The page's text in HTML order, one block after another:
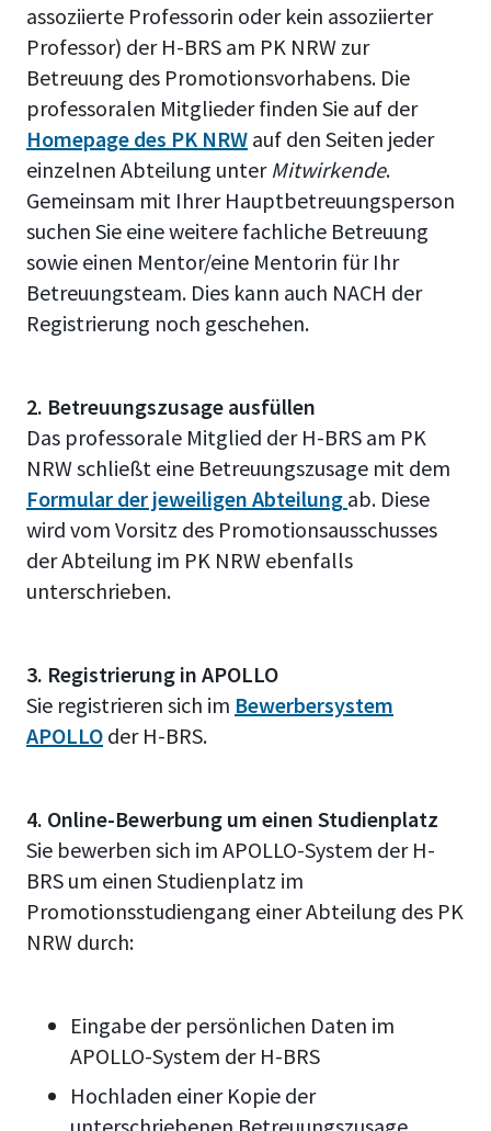
assoziierte Professorin oder kein assoziierter
Professor) der H-BRS am PK NRW zur
Betreuung des Promotionsvorhabens. Die
professoralen Mitglieder finden Sie auf der
Homepage des PK NRW auf den Seiten jeder
einzelnen Abteilung unter Mitwirkende.
Gemeinsam mit Ihrer Hauptbetreuungsperson
suchen Sie eine weitere fachliche Betreuung
sowie einen Mentor/eine Mentorin für Ihr
Betreuungsteam. Dies kann auch NACH der
Registrierung noch geschehen.
2. Betreuungszusage ausfüllen
Das professorale Mitglied der H-BRS am PK
NRW schließt eine Betreuungszusage mit dem
Formular der jeweiligen Abteilung ab. Diese
wird vom Vorsitz des Promotionsausschusses
der Abteilung im PK NRW ebenfalls
unterschrieben.
3. Registrierung in APOLLO
Sie registrieren sich im Bewerbersystem
APOLLO der H-BRS.
4. Online-Bewerbung um einen Studienplatz
Sie bewerben sich im APOLLO-System der H-
BRS um einen Studienplatz im
Promotionsstudiengang einer Abteilung des PK
NRW durch:
Eingabe der persönlichen Daten im
APOLLO-System der H-BRS
Hochladen einer Kopie der